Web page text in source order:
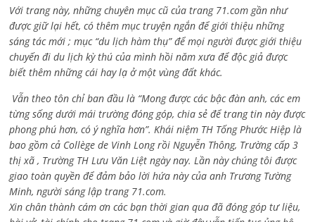
Với trang này, những chuyên mục cũ của trang 71.com gần như
được giữ lại hết, có thêm mục truyện ngắn để giới thiệu những
sáng tác mới ; mục “du lịch hàm thụ” để mọi người được giới thiệu
chuyến đi du lịch kỳ thú của mình hồi năm xưa để độc giả được
biết thêm những cái hay lạ ở một vùng đất khác.
Vẫn theo tôn chỉ ban đầu là “Mong được các bậc đàn anh, các em
từng sống dưới mái trường đóng góp, chia sẻ để trang tin này được
phong phú hơn, có ý nghĩa hơn”. Khái niệm TH Tống Phước Hiệp là
bao gồm cả Collège de Vinh Long rồi Nguyễn Thông, Trường cấp 3
thị xã , Trường TH Lưu Văn Liệt ngày nay. Lần này chúng tôi được
giao toàn quyền để đảm bảo lời hứa này của anh Trương Tường
Minh, người sáng lập trang 71.com.
Xin chân thành cám ơn các bạn thời gian qua đã đóng góp tư liệu,